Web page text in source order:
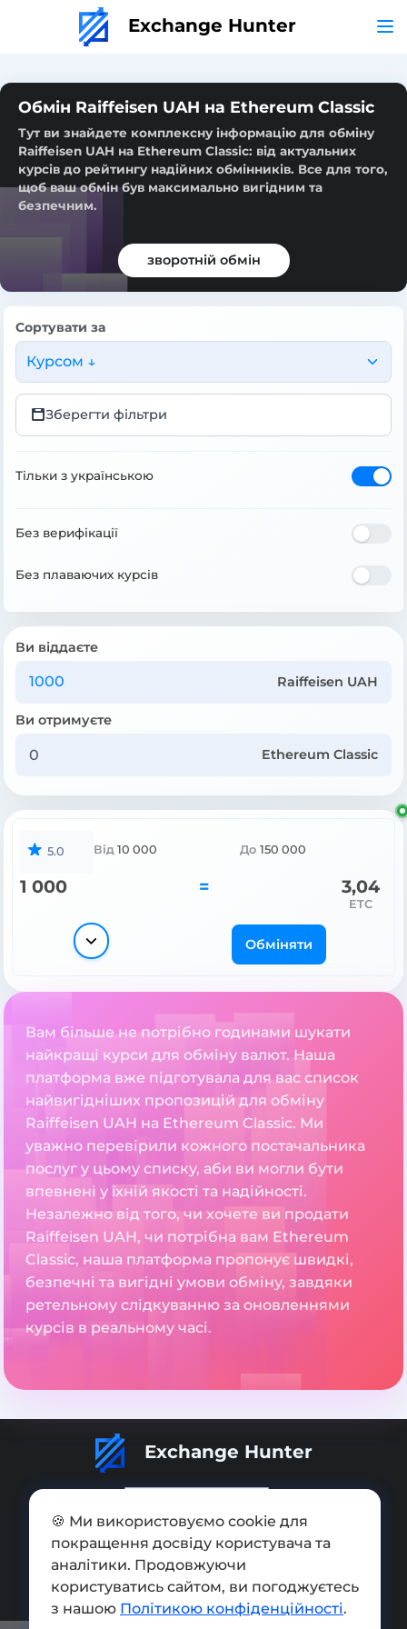
Exchange Hunter
Обмін Raiffeisen UAH на Ethereum Classic
Тут ви знайдете комплексну інформацію для обміну
Raiffeisen UAH на Ethereum Classic: від актуальних
курсів до рейтингу надійних обмінників. Все для того,
щоб ваш обмін був максимально вигідним та
безпечним.
зворотній обмін
Сортувати за
Курсом ↓
Зберегти фільтри
Тільки з українською
Без верифікації
Без плаваючих курсів
Ви віддаєте
Raiffeisen UAH
Ви отримуєте
Ethereum Classic
5.0 Від 10 000 До 150 000
1 000 = 3,04
ETC
Обміняти
Вам більше не потрібно годинами шукати
найкращі курси для обміну валют. Наша
платформа вже підготувала для вас список
найвигідніших пропозицій для обміну
Raiffeisen UAH на Ethereum Classic. Ми
уважно перевірили кожного постачальника
послуг у цьому списку, аби ви могли бути
впевнені у їхній якості та надійності.
Незалежно від того, чи хочете ви продати
Raiffeisen UAH, чи потрібна вам Ethereum
Classic, наша платформа пропонує швидкі,
безпечні та вигідні умови обміну, завдяки
ретельному слідкуванню за оновленнями
курсів в реальному часі.
Exchange Hunter
Додати обмінник
Мапа сайту
🍪 Ми використовуємо cookie для
покращення досвіду користувача та
аналітики. Продовжуючи
користуватись сайтом, ви погоджуєтесь
з нашою Політикою конфіденційності.